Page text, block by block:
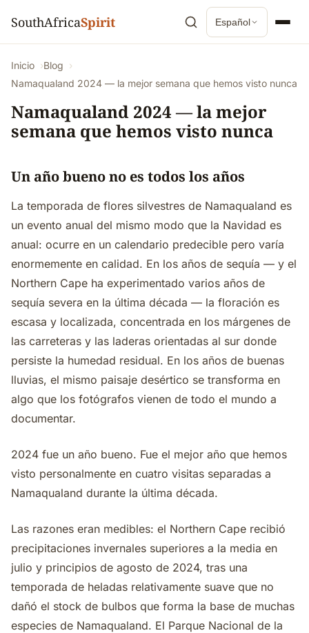
SouthAfricaSpirit Español
Inicio
Blog
Namaqualand 2024 — la mejor semana que hemos visto nunca
Namaqualand 2024 — la mejor
semana que hemos visto nunca
Un año bueno no es todos los años
La temporada de flores silvestres de Namaqualand es
un evento anual del mismo modo que la Navidad es
anual: ocurre en un calendario predecible pero varía
enormemente en calidad. En los años de sequía — y el
Northern Cape ha experimentado varios años de
sequía severa en la última década — la floración es
escasa y localizada, concentrada en los márgenes de
las carreteras y las laderas orientadas al sur donde
persiste la humedad residual. En los años de buenas
lluvias, el mismo paisaje desértico se transforma en
algo que los fotógrafos vienen de todo el mundo a
documentar.
2024 fue un año bueno. Fue el mejor año que hemos
visto personalmente en cuatro visitas separadas a
Namaqualand durante la última década.
Las razones eran medibles: el Northern Cape recibió
precipitaciones invernales superiores a la media en
julio y principios de agosto de 2024, tras una
temporada de heladas relativamente suave que no
dañó el stock de bulbos que forma la base de muchas
especies de Namaqualand. El Parque Nacional de la